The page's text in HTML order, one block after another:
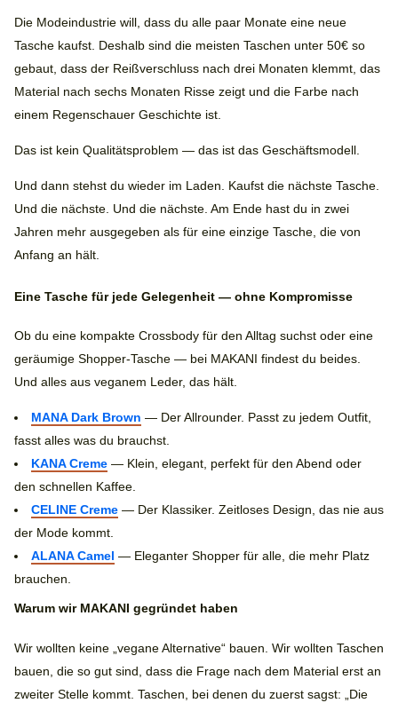
Die Modeindustrie will, dass du alle paar Monate eine neue
Tasche kaufst. Deshalb sind die meisten Taschen unter 50€ so
gebaut, dass der Reißverschluss nach drei Monaten klemmt, das
Material nach sechs Monaten Risse zeigt und die Farbe nach
einem Regenschauer Geschichte ist.
Das ist kein Qualitätsproblem — das ist das Geschäftsmodell.
Und dann stehst du wieder im Laden. Kaufst die nächste Tasche.
Und die nächste. Und die nächste. Am Ende hast du in zwei
Jahren mehr ausgegeben als für eine einzige Tasche, die von
Anfang an hält.
Eine Tasche für jede Gelegenheit — ohne Kompromisse
Ob du eine kompakte Crossbody für den Alltag suchst oder eine
geräumige Shopper-Tasche — bei MAKANI findest du beides.
Und alles aus veganem Leder, das hält.
MANA Dark Brown — Der Allrounder. Passt zu jedem Outfit,
fasst alles was du brauchst.
KANA Creme — Klein, elegant, perfekt für den Abend oder
den schnellen Kaffee.
CELINE Creme — Der Klassiker. Zeitloses Design, das nie aus
der Mode kommt.
ALANA Camel — Eleganter Shopper für alle, die mehr Platz
brauchen.
Warum wir MAKANI gegründet haben
Wir wollten keine „vegane Alternative“ bauen. Wir wollten Taschen
bauen, die so gut sind, dass die Frage nach dem Material erst an
zweiter Stelle kommt. Taschen, bei denen du zuerst sagst: „Die